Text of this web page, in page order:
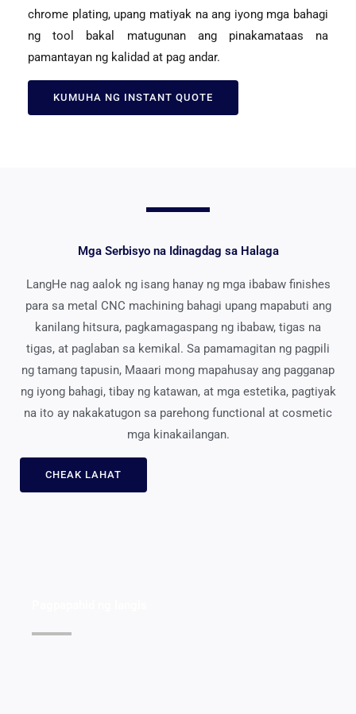
chrome plating, upang matiyak na ang iyong mga bahagi
ng tool bakal matugunan ang pinakamataas na
pamantayan ng kalidad at pag andar.
KUMUHA NG INSTANT QUOTE
Mga Serbisyo na Idinagdag sa Halaga
LangHe nag aalok ng isang hanay ng mga ibabaw finishes
para sa metal CNC machining bahagi upang mapabuti ang
kanilang hitsura, pagkamagaspang ng ibabaw, tigas na
tigas, at paglaban sa kemikal. Sa pamamagitan ng pagpili
ng tamang tapusin, Maaari mong mapahusay ang pagganap
ng iyong bahagi, tibay ng katawan, at mga estetika, pagtiyak
na ito ay nakakatugon sa parehong functional at cosmetic
mga kinakailangan.
CHEAK LAHAT